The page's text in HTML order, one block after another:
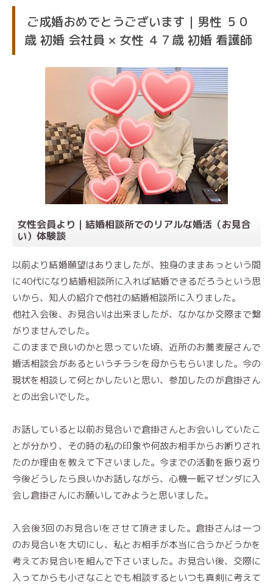
ご成婚おめでとうございます｜男性 ５０
歳 初婚 会社員 × 女性 ４７歳 初婚 看護師
女性会員より｜ 結婚相談所でのリアルな婚活（お見合
い）体験談
以前より結婚願望はありましたが、独身のままあっという間
に40代になり結婚相談所に入れば結婚できるだろうという思
いから、知人の紹介で他社の結婚相談所に入りました。
他社入会後、お見合いは出来ましたが、なかなか交際まで繋
がりませんでした。
このままで良いのかと思っていた頃、近所のお蕎麦屋さんで
婚活相談会があるというチラシを母からもらいました。今の
現状を相談して何とかしたいと思い、参加したのが倉掛さん
との出会いでした。
お話していると以前お見合いで倉掛さんとお会いしていたこ
とが分かり、その時の私の印象や何故お相手からお断りされ
たのか理由を教えて下さいました。今までの活動を振り返り
今後どうしたら良いかお話しながら、心機一転マゼンダに入
会し倉掛さんにお願いしてみようと思いました。
入会後3回のお見合いをさせて頂きました。倉掛さんは一つ
のお見合いを大切にし、私とお相手が本当に合うかどうかを
考えてお見合いを組んで下さいました。お見合い後、交際に
入ってからも小さなことでも相談するといつも真剣に考えて